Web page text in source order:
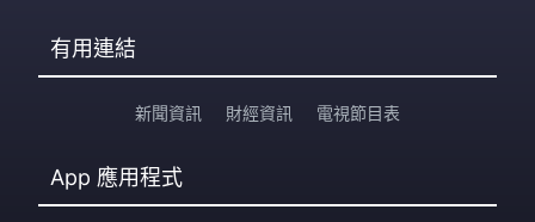
有用連結
新聞資訊 財經資訊 電視節目表
App 應用程式